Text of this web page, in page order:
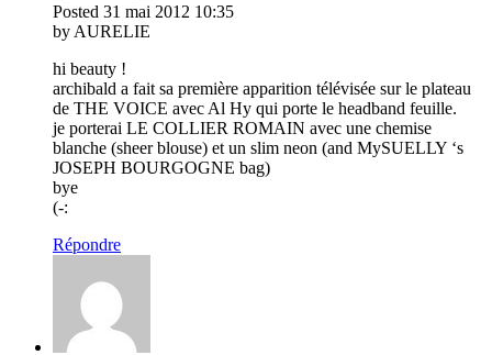
Posted 31 mai 2012 10:35
by AURELIE
hi beauty !
archibald a fait sa première apparition télévisée sur le plateau
de THE VOICE avec Al Hy qui porte le headband feuille.
je porterai LE COLLIER ROMAIN avec une chemise
blanche (sheer blouse) et un slim neon (and MySUELLY ‘s
JOSEPH BOURGOGNE bag)
bye
(-:
Répondre